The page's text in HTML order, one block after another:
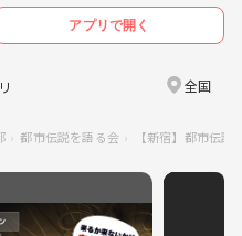
アプリで開く
全国
都市伝説を語る会 【新宿】都市伝